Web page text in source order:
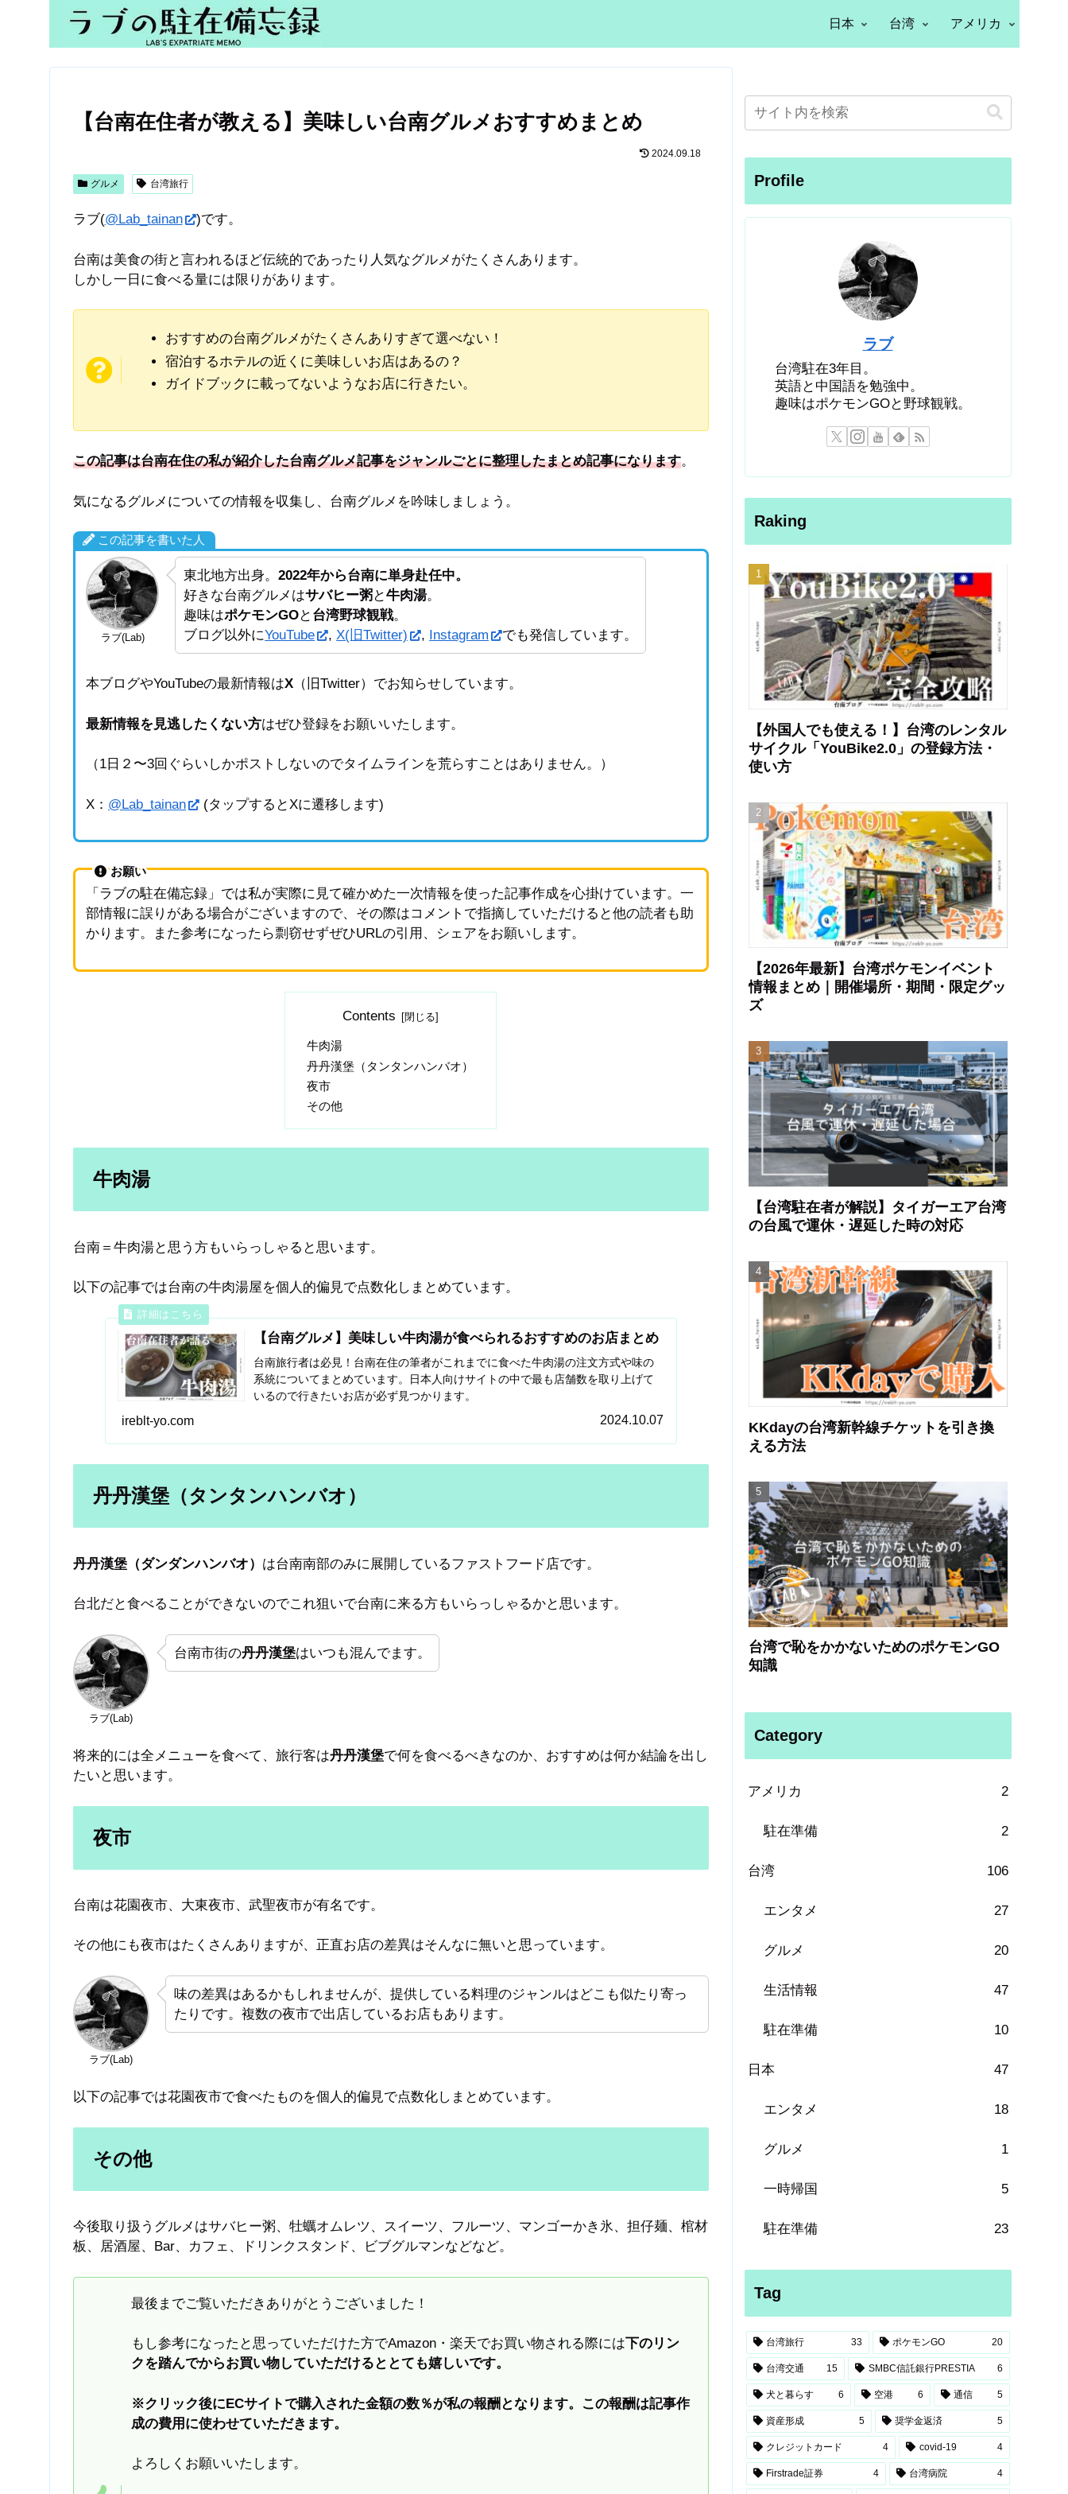
日本 台湾 アメリカ
【台南在住者が教える】美味しい台南グルメおすすめまとめ
2024.09.18
グルメ 台湾旅行
ラブ(@Lab_tainan )です。
台南は美食の街と言われるほど伝統的であったり人気なグルメがたくさんあります。
しかし一日に食べる量には限りがあります。
おすすめの台南グルメがたくさんありすぎて選べない！
宿泊するホテルの近くに美味しいお店はあるの？
ガイドブックに載ってないようなお店に行きたい。
この記事は台南在住の私が紹介した台南グルメ記事をジャンルごとに整理したまとめ記事になります。
気になるグルメについての情報を収集し、台南グルメを吟味しましょう。
この記事を書いた人
ラブ(Lab)
東北地方出身。2022年から台南に単身赴任中。
好きな台南グルメはサバヒー粥と牛肉湯。
趣味はポケモンGOと 台湾野球観戦。
ブログ以外にYouTube ,X(旧Twitter) , Instagram でも発信しています。
本ブログやYouTubeの最新情報はX （旧Twitter）でお知らせしています。
最新情報を見逃したくない方はぜひ登録をお願いいたします。
（1日２〜3回ぐらいしかポストしないのでタイムラインを荒らすことはありません。）
X： @Lab_tainan (タップするとXに遷移します)
お願い
「ラブの駐在備忘録」では私が実際に見て確かめた一次情報を使った記事作成を心掛けています。一
部情報に誤りがある場合がございますので、その際はコメントで指摘していただけると他の読者も助
かります。また参考になったら剽窃せずぜひURLの引用、シェアをお願いします。
Contents
牛肉湯
丹丹漢堡（タンタンハンバオ）
夜市
その他
牛肉湯
台南＝牛肉湯と思う方もいらっしゃると思います。
以下の記事では台南の牛肉湯屋を個人的偏見で点数化しまとめています。
【台南グルメ】美味しい牛肉湯が食べられるおすすめのお店まとめ
台南旅行者は必見！台南在住の筆者がこれまでに食べた牛肉湯の注文方式や味の
系統についてまとめています。日本人向けサイトの中で最も店舗数を取り上げて
いるので行きたいお店が必ず見つかります。
ireblt-yo.com 2024.10.07
丹丹漢堡（タンタンハンバオ）
丹丹漢堡（ダンダンハンバオ） は台南南部のみに展開しているファストフード店です。
台北だと食べることができないのでこれ狙いで台南に来る方もいらっしゃるかと思います。
ラブ(Lab)
台南市街の丹丹漢堡はいつも混んでます。
将来的には全メニューを食べて、旅行客は丹丹漢堡で何を食べるべきなのか、おすすめは何か結論を出し
たいと思います。
夜市
台南は花園夜市、大東夜市、武聖夜市が有名です。
その他にも夜市はたくさんありますが、正直お店の差異はそんなに無いと思っています。
ラブ(Lab)
味の差異はあるかもしれませんが、提供している料理のジャンルはどこも似たり寄っ
たりです。複数の夜市で出店しているお店もあります。
以下の記事では花園夜市で食べたものを個人的偏見で点数化しまとめています。
その他
今後取り扱うグルメはサバヒー粥、牡蠣オムレツ、スイーツ、フルーツ、マンゴーかき氷、担仔麺、棺材
板、居酒屋、Bar、カフェ、ドリンクスタンド、ビブグルマンなどなど。
最後までご覧いただきありがとうございました！
もし参考になったと思っていただけた方でAmazon・楽天でお買い物される際には下のリン
クを踏んでからお買い物していただけるととても嬉しいです。
※クリック後にECサイトで購入された金額の数％が私の報酬となります。この報酬は記事作
成の費用に使わせていただきます。
よろしくお願いいたします。
Profile
ラブ
台湾駐在3年目。
英語と中国語を勉強中。
趣味はポケモンGOと野球観戦。
Raking
【外国人でも使える！】台湾のレンタル
サイクル「YouBike2.0」の登録方法・
使い方
【2026年最新】台湾ポケモンイベント
情報まとめ｜開催場所・期間・限定グッ
ズ
【台湾駐在者が解説】タイガーエア台湾
の台風で運休・遅延した時の対応
KKdayの台湾新幹線チケットを引き換
える方法
台湾で恥をかかないためのポケモンGO
知識
Category
アメリカ 2
駐在準備 2
台湾 106
エンタメ 27
グルメ 20
生活情報 47
駐在準備 10
日本 47
エンタメ 18
グルメ 1
一時帰国 5
駐在準備 23
Tag
台湾旅行 33 ポケモンGO 20
台湾交通 15 SMBC信託銀行PRESTIA 6
犬と暮らす 6 空港 6 通信 5
資産形成 5 奨学金返済 5
クレジットカード 4 covid-19 4
Firstrade証券 4 台湾病院 4